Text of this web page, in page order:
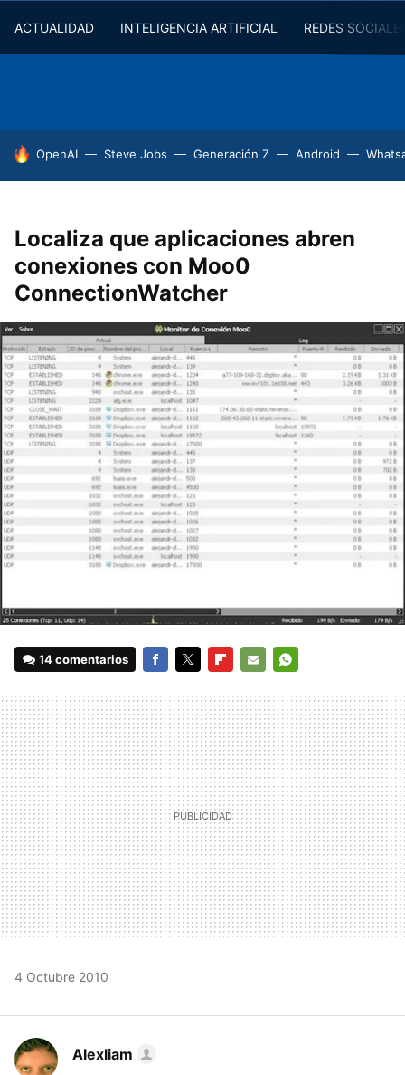
ACTUALIDAD INTELIGENCIA ARTIFICIAL REDES
HOY SE HABLA DE
OpenAI Steve Jobs Generación Z Android
Localiza que aplicaciones abren
conexiones con Moo0
ConnectionWatcher
14 comentarios
MAIL
4 Octubre 2010
Alexliam